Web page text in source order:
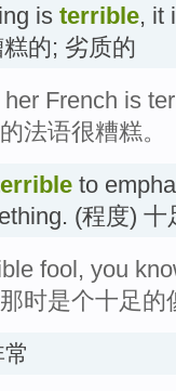
is terrible, it
的; 劣质的
French is
法语很糟糕。
to
(程度)
fool, you
时是个十足的